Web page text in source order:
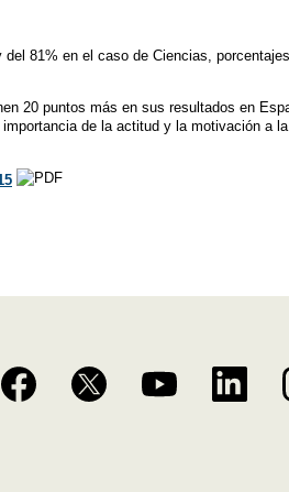
81% en el caso de Ciencias,
20 puntos más en sus resultados en
de la actitud y la motivación a